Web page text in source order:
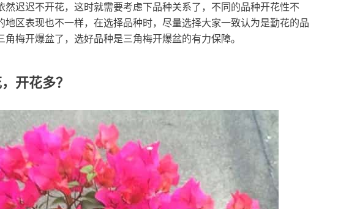
然迟迟不开花，这时就需要考虑下品种关系了，不同的品种开花性不
地区表现也不一样，在选择品种时，尽量选择大家一致认为是勤花的品
梅开爆盆了，选好品种是三角梅开爆盆的有力保障。
开花多？